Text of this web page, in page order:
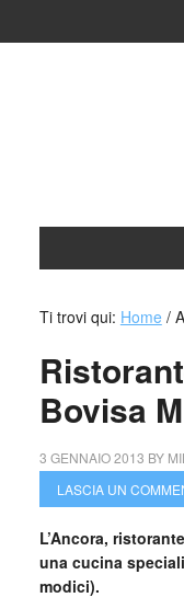
Ti trovi qui: Home /
Bovisa
3 GENNAIO 2013 BY
LASCIA UN
L’Ancora,
una cucina
modici).